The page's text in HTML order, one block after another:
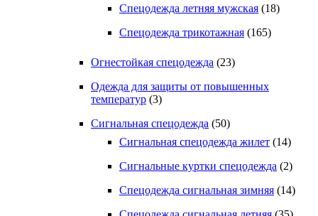
Спецодежда летняя мужская (18)
Спецодежда трикотажная (165)
Огнестойкая спецодежда (23)
Одежда для защиты от повышенных
температур (3)
Сигнальная спецодежда (50)
Сигнальная спецодежда жилет (14)
Сигнальные куртки спецодежда (2)
Спецодежда сигнальная зимняя (14)